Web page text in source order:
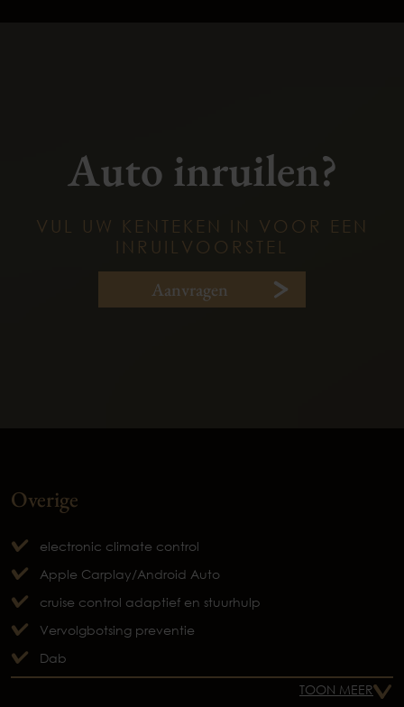
Auto inruilen?
VUL UW KENTEKEN IN VOOR EEN
INRUILVOORSTEL
Aanvragen
Overige
electronic climate control
Apple Carplay/Android Auto
cruise control adaptief en stuurhulp
Vervolgbotsing preventie
Dab
TOON MEER